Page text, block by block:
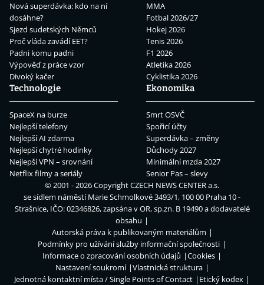
Nová superdávka: kdo na ní
dosáhne?
Sjezd sudetských Němců
Proč vláda zavádí EET?
Padni komu padni
Výpověď z práce vzor
Divoký kačer
MMA
Fotbal 2026/27
Hokej 2026
Tenis 2026
F1 2026
Atletika 2026
Cyklistika 2026
Technologie
SpaceX na burze
Nejlepší telefony
Nejlepší AI zdarma
Nejlepší chytré hodinky
Nejlepší VPN – srovnání
Netflix filmy a seriály
Ekonomika
Smrt OSVČ
Spořicí účty
Superdávka – změny
Důchody 2027
Minimální mzda 2027
Senior Pas – slevy
© 2001 - 2026 CopyrightCZECH NEWS CENTER a.s.
se sídlem náměstí Marie Schmolkové 3493/1, 100 00 Praha 10 -
Strašnice, IČO: 02346826, zapsána v OR, sp.zn. B 19490 a dodavatelé
obsahu
Autorská práva k publikovaným materiálům
Podmínky pro užívání služby informační společnosti
Informace o zpracování osobních údajů
Cookies
Nastavení soukromí
Vlastnická struktura
Jednotná kontaktní místa / Single Points of Contact
Etický kodex